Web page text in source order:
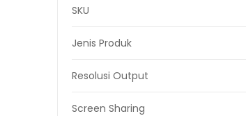
SKU
Jenis Produk
Resolusi Output
Screen Sharing